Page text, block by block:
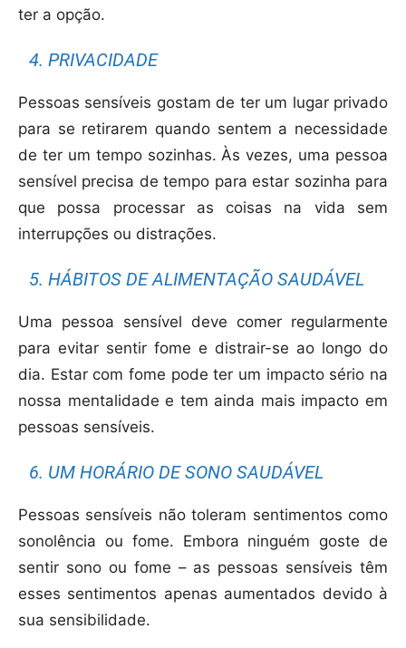
ter a opção.
4. PRIVACIDADE
Pessoas sensíveis gostam de ter um lugar privado
para se retirarem quando sentem a necessidade
de ter um tempo sozinhas. Às vezes, uma pessoa
sensível precisa de tempo para estar sozinha para
que possa processar as coisas na vida sem
interrupções ou distrações.
5. HÁBITOS DE ALIMENTAÇÃO SAUDÁVEL
Uma pessoa sensível deve comer regularmente
para evitar sentir fome e distrair-se ao longo do
dia. Estar com fome pode ter um impacto sério na
nossa mentalidade e tem ainda mais impacto em
pessoas sensíveis.
6. UM HORÁRIO DE SONO SAUDÁVEL
Pessoas sensíveis não toleram sentimentos como
sonolência ou fome. Embora ninguém goste de
sentir sono ou fome – as pessoas sensíveis têm
esses sentimentos apenas aumentados devido à
sua sensibilidade.